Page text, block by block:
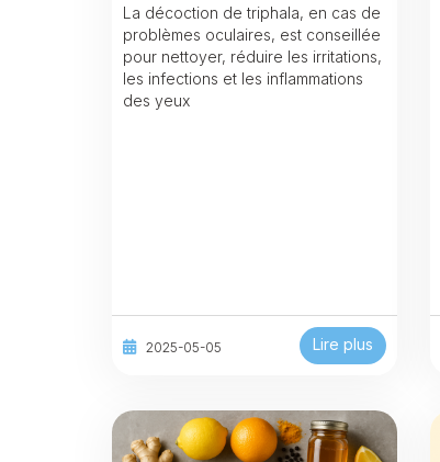
La décoction de triphala, en cas de
problèmes oculaires, est conseillée
pour nettoyer, réduire les irritations,
les infections et les inflammations
des yeux
2025-05-05 Lire plus